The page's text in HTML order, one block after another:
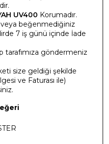
UV400 Korumadır.
veya beğenmediğiniz
7 iş günü içinde İade
tarafımıza göndermeniz
size geldiği şekilde
ve Faturası ile)